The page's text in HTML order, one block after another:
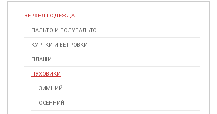
ВЕРХНЯЯ ОДЕЖДА
ПАЛЬТО И ПОЛУПАЛЬТО
КУРТКИ И ВЕТРОВКИ
ПЛАЩИ
ПУХОВИКИ
ЗИМНИЙ
ОСЕННИЙ